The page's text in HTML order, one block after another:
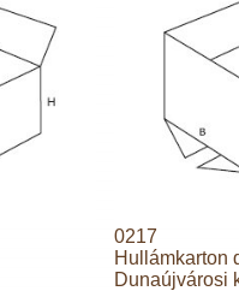
0217
Hullámkarton
Dunaújvárosi